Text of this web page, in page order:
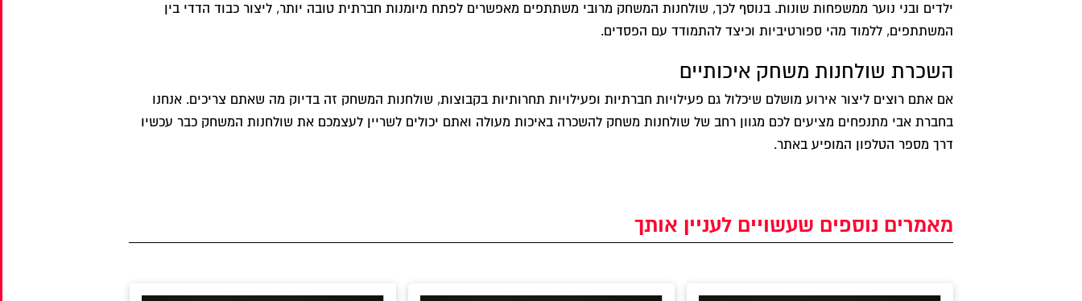
ילדים ובני נוער ממשפחות שונות. בנוסף לכך, שולחנות המשחק מרובי משתתפים מאפשרים לפתח מיומנות חברתית טובה יותר, ליצור כבוד הדדי בין
המשתתפים, ללמוד מהי ספורטיביות וכיצד להתמודד עם הפסדים.
השכרת שולחנות משחק איכותיים
אם אתם רוצים ליצור אירוע מושלם שיכלול גם פעילויות חברתיות ופעילויות תחרותיות בקבוצות, שולחנות המשחק זה בדיוק מה שאתם צריכים. אנחנו
בחברת אבי מתנפחים מציעים לכם מגוון רחב של שולחנות משחק להשכרה באיכות מעולה ואתם יכולים לשריין לעצמכם את שולחנות המשחק כבר עכשיו
דרך מספר הטלפון המופיע באתר.
מאמרים נוספים שעשויים לעניין אותך